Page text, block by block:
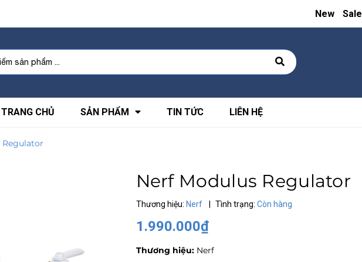
New Sale
TRANG CHỦ SẢN PHẨM TIN TỨC LIÊN HỆ
Regulator
Nerf Modulus Regulator
Thương hiệu: Nerf Tình trạng: Còn hàng
1.990.000₫
Thương hiệu: Nerf